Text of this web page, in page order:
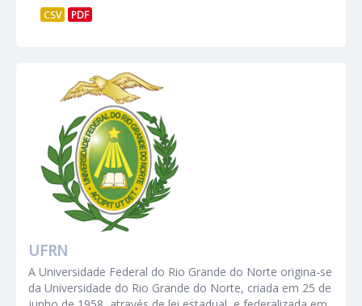
CSV PDF
UFRN
A Universidade Federal do Rio Grande do Norte origina-se
da Universidade do Rio Grande do Norte, criada em 25 de